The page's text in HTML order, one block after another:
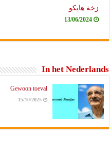
زخة هايكو
13/06/2024
In het Nederlands
Gewoon toeval
15/10/2025